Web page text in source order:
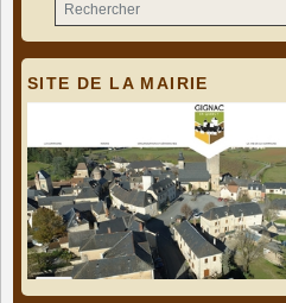
SITE DE LA MAIRIE